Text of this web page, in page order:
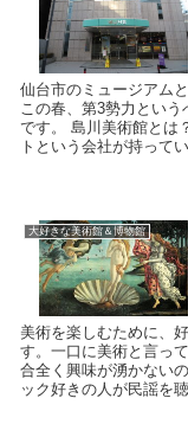
仙台市のミュージアム
この春、第3勢力とい
です。 島川美術館とは
トという会社が持って
大好きな美術館＆博物館
美術を楽しむために、
す。一口に美術と言っ
合全く興味が湧かない
ック好きの人が民謡を